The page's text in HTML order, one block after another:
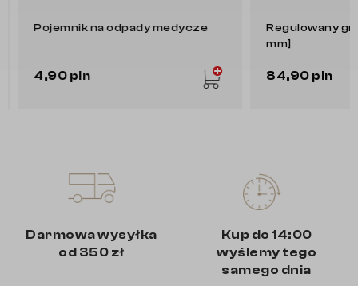
Pojemnik na odpady medycze
4,90 pln
Regulowany
mm]
84,90 pln
Darmowa wysyłka
od 350 zł
Kup do 14:00
wyślemy tego
samego dnia